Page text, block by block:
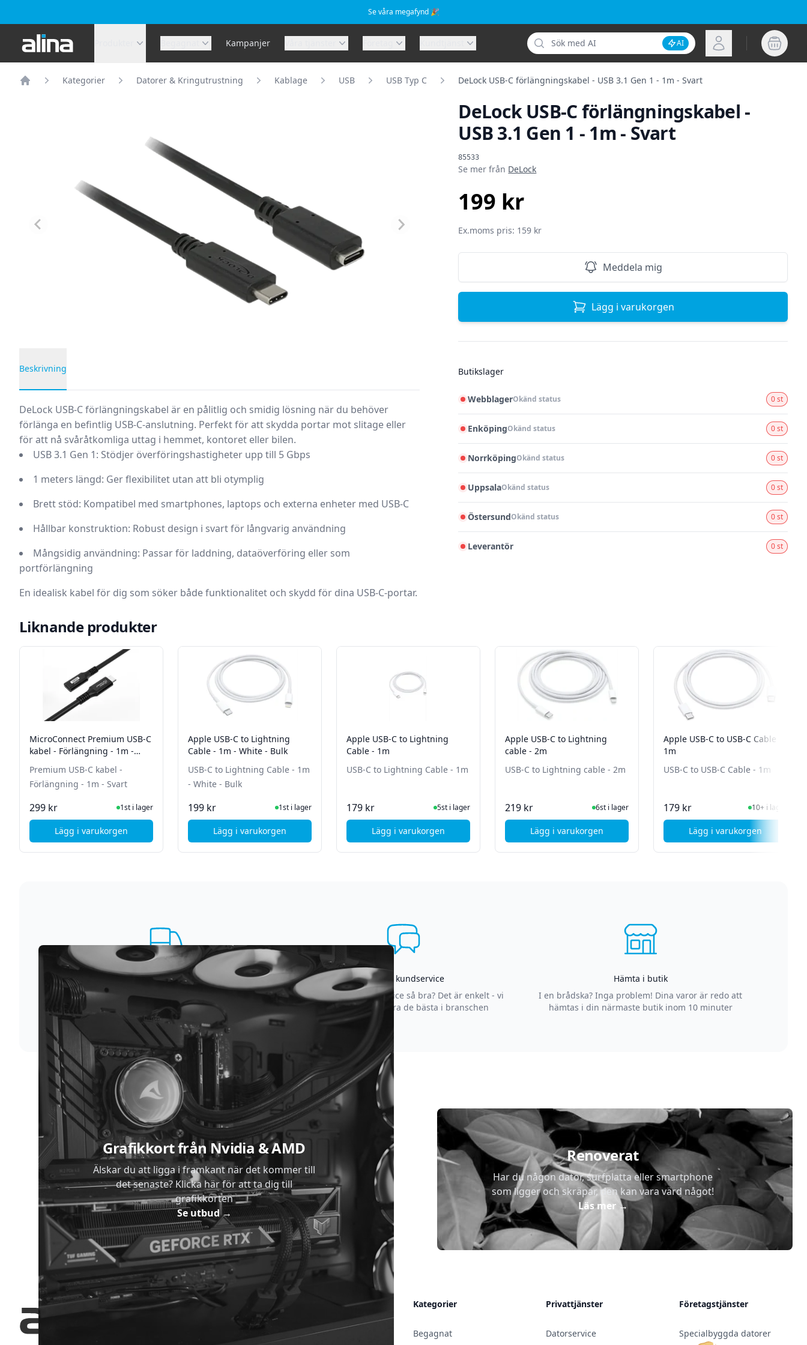
Se våra megafynd 🎉
Alina.se Kampanjer
Sök
Inaktivera AI-sökning
AI Logga in
Kategorier Datorer & Kringutrustning Kablage USB USB Typ C DeLock USB-C förlängningskabel - USB 3.1 Gen 1 - 1m - Svart
DeLock USB-C förlängningskabel -
USB 3.1 Gen 1 - 1m - Svart
85533
Produktinformation
Se mer från DeLock
199 kr
Ex.moms pris: 159 kr
Meddela mig
Lägg i varukorgen
Butikslager
WebblagerOkänd status 0 st
EnköpingOkänd status 0 st
NorrköpingOkänd status 0 st
UppsalaOkänd status 0 st
ÖstersundOkänd status 0 st
Leverantör 0 st
Beskrivning
DeLock USB-C förlängningskabel är en pålitlig och smidig lösning när du behöver
förlänga en befintlig USB-C-anslutning. Perfekt för att skydda portar mot slitage eller
för att nå svåråtkomliga uttag i hemmet, kontoret eller bilen.
USB 3.1 Gen 1: Stödjer överföringshastigheter upp till 5 Gbps
1 meters längd: Ger flexibilitet utan att bli otymplig
Brett stöd: Kompatibel med smartphones, laptops och externa enheter med USB-C
Hållbar konstruktion: Robust design i svart för långvarig användning
Mångsidig användning: Passar för laddning, dataöverföring eller som
portförlängning
En idealisk kabel för dig som söker både funktionalitet och skydd för dina USB-C-portar.
Liknande produkter
MicroConnect Premium USB-C
kabel - Förlängning - 1m -
Premium USB-C kabel -
Förlängning - 1m - Svart
299 kr I Lager1st i lager
Lägg i varukorgen, MicroConnect Premium USB-C kabel - Förlängning - 1m - Svart
Apple USB-C to Lightning
Cable - 1m - White - Bulk
USB-C to Lightning Cable - 1m
- White - Bulk
199 kr I Lager1st i lager
Lägg i varukorgen, Apple USB-C to Lightning Cable - 1m - White - Bulk
Apple USB-C to Lightning
Cable - 1m
USB-C to Lightning Cable - 1m
179 kr I Lager5st i lager
Lägg i varukorgen, Apple USB-C to Lightning Cable - 1m
Apple USB-C to Lightning
cable - 2m
USB-C to Lightning cable - 2m
219 kr I Lager6st i lager
Lägg i varukorgen, Apple USB-C to Lightning cable - 2m
Apple USB-C to USB-C Cable -
1m
USB-C to USB-C Cable - 1m
179 kr I Lager10+ i lager
Lägg i varukorgen
, Apple USB-C to
Supersnabb leverans
Vi förstår att du inte vill vänta. Därför packar och
skickar vi dina varor med blixtens hastighet
Asgrym kundservice
Varför är vår kundservice så bra? Det är enkelt - vi
strävar efter att vara de bästa i branschen
Hämta i butik
I en brådska? Inga problem! Dina varor är redo att
hämtas i din närmaste butik inom 10 minuter
Grafikkort från Nvidia & AMD
Älskar du att ligga i framkant när det kommer till
det senaste? Klicka här för att ta dig till
grafikkorten
Se utbud→
Renoverat
Har du någon dator, surfplatta eller smartphone
som ligger och skräpar, den kan vara värd något!
Läs mer→
Kontakt & Öppettider
Kategorier
Begagnat
Privattjänster
Datorservice
Företagstjänster
Specialbyggda datorer